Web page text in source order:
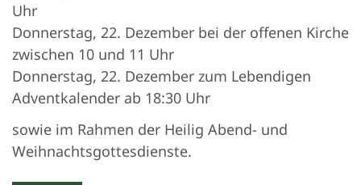
Uhr
Donnerstag, 22. Dezember bei der offenen Kirche
zwischen 10 und 11 Uhr
Donnerstag, 22. Dezember zum Lebendigen
Adventkalender ab 18:30 Uhr
sowie im Rahmen der Heilig Abend- und
Weihnachtsgottesdienste.